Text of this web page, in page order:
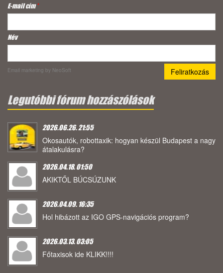
E-mail cím*
Név
Email marketing by NeoSoft
Legutóbbi fórum hozzászólások
2026.06.26. 21:55
Okosautók, robottaxik: hogyan készül Budapest a nagy
átalakulásra?
2026.04.18. 01:50
AKIKTŐL BÚCSÚZUNK
2026.04.09. 16:35
Hol hibázott az IGO GPS-navigációs program?
2026.03.13. 03:05
Főtaxisok ide KLIKK!!!!